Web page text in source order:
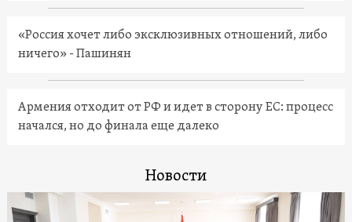
«Россия хочет либо эксклюзивных отношений, либо
ничего» - Пашинян
Армения отходит от РФ и идет в сторону ЕС: процесс
начался, но до финала еще далеко
Новости